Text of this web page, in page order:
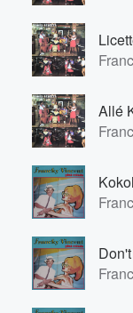
Allé